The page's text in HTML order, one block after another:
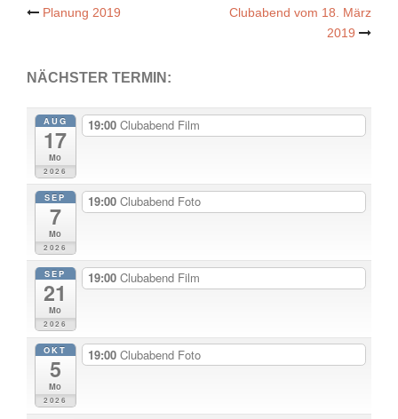
Post
navigation
Planung 2019
Clubabend vom 18. März
2019
NÄCHSTER TERMIN:
AUG
17
Mo
2026
19:00 Clubabend Film
SEP
7
Mo
2026
19:00 Clubabend Foto
SEP
21
Mo
2026
19:00 Clubabend Film
OKT
5
Mo
2026
19:00 Clubabend Foto